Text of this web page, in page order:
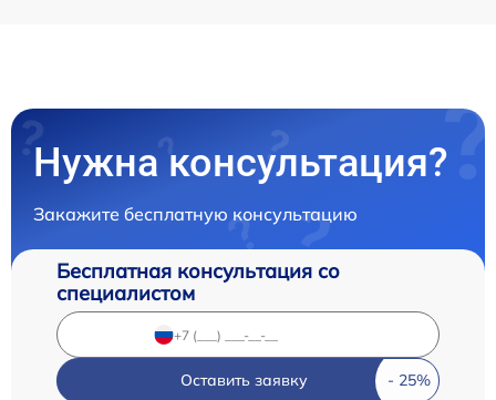
Нужна консультация?
Закажите бесплатную консультацию
Бесплатная консультация со
специалистом
Оставить заявку